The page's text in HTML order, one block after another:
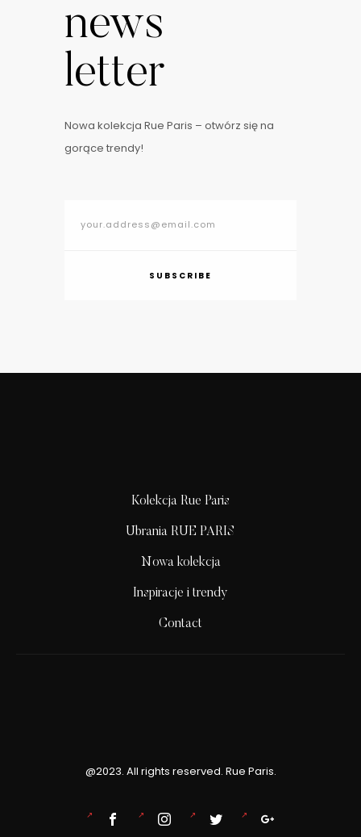
news
letter
Nowa kolekcja Rue Paris – otwórz się na
gorące trendy!
SUBSCRIBE
Kolekcja Rue Paris
Ubrania RUE PARIS
Nowa kolekcja
Inspiracje i trendy
Contact
@2023. All rights reserved. Rue Paris.